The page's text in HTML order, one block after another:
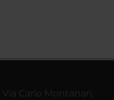
Via Carlo Montanari,